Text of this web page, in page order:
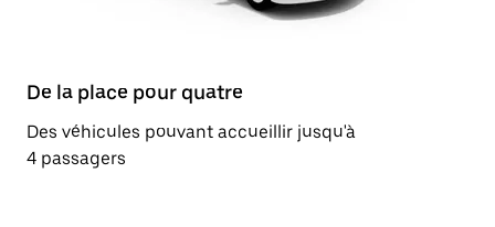
De la place pour quatre
Des véhicules pouvant accueillir jusqu'à
4 passagers